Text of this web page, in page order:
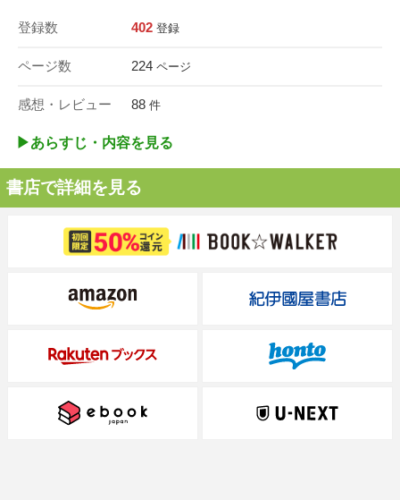
登録数 402 登録
ページ数 224 ページ
感想・レビュー 88 件
▶︎あらすじ・内容を見る
書店で詳細を見る